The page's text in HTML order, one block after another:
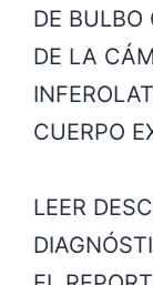
DE BULBO
DE LA
CUERPO
LEER